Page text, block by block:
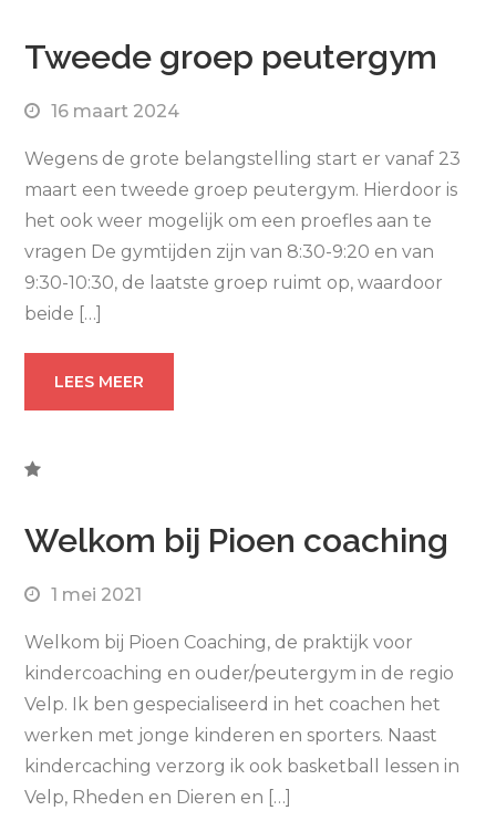
Tweede groep peutergym
16 maart 2024
Wegens de grote belangstelling start er vanaf 23
maart een tweede groep peutergym. Hierdoor is
het ook weer mogelijk om een proefles aan te
vragen De gymtijden zijn van 8:30-9:20 en van
9:30-10:30, de laatste groep ruimt op, waardoor
beide […]
LEES MEER
Welkom bij Pioen coaching
1 mei 2021
Welkom bij Pioen Coaching, de praktijk voor
kindercoaching en ouder/peutergym in de regio
Velp. Ik ben gespecialiseerd in het coachen het
werken met jonge kinderen en sporters. Naast
kindercaching verzorg ik ook basketball lessen in
Velp, Rheden en Dieren en […]